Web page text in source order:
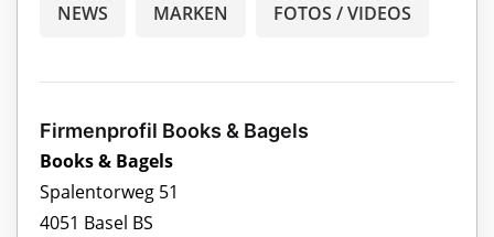
NEWS MARKEN FOTOS / VIDEOS
Firmenprofil Books & Bagels
Books & Bagels
Spalentorweg 51
4051 Basel BS